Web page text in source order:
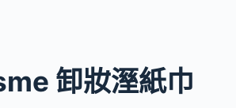
卸妝溼紙巾